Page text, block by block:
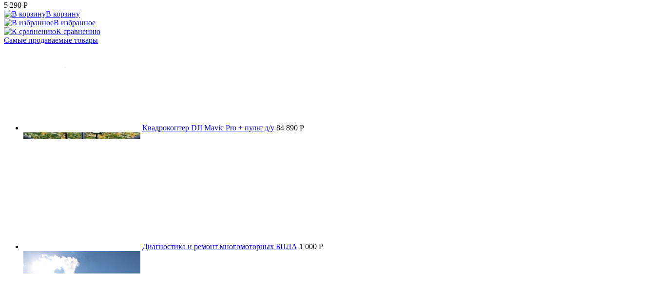
5 290 P
В корзину
В избранное
К сравнению
Самые продаваемые товары
Квадрокоптер DJI Mavic Pro + пульт д/у 84 890 P
Диагностика и ремонт многомоторных БПЛА 1 000 P